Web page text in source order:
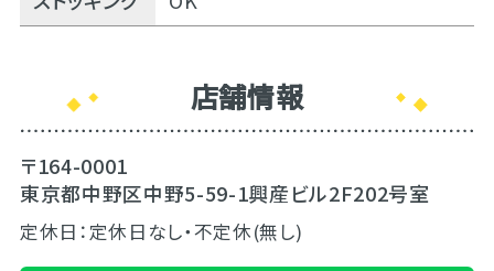
店舗情報
〒164-0001
東京都中野区中野5-59-1興産ビル2F202号室
定休日：定休日なし・不定休(無し)